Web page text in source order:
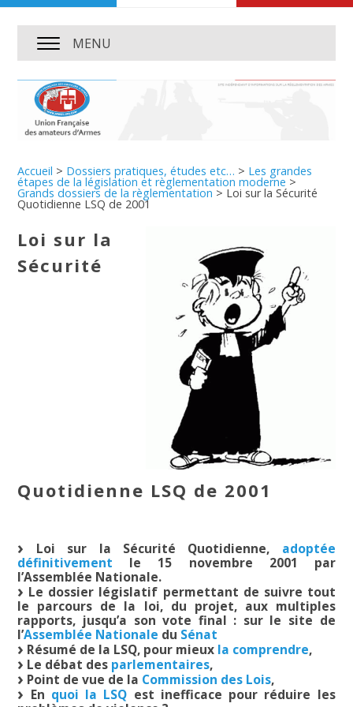
MENU
Accueil > Dossiers pratiques, études etc… > Les grandes
étapes de la législation et règlementation moderne >
Grands dossiers de la règlementation > Loi sur la Sécurité
Quotidienne LSQ de 2001
Loi sur la
Sécurité
Quotidienne LSQ de 2001
Loi sur la Sécurité Quotidienne, adoptée
définitivement le 15 novembre 2001 par
l’Assemblée Nationale.
Le dossier législatif permettant de suivre tout
le parcours de la loi, du projet, aux multiples
rapports, jusqu’a son vote final : sur le site de
l’Assemblée Nationale du Sénat
Résumé de la LSQ, pour mieux la comprendre,
Le débat des parlementaires,
Point de vue de la Commission des Lois,
En quoi la LSQ est inefficace pour réduire les